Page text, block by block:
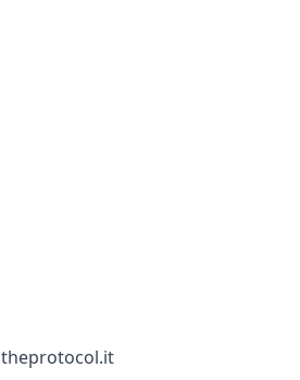
theprotocol.it